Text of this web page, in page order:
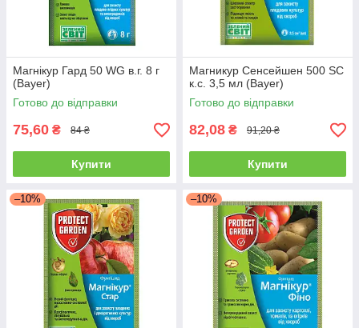
Магнікур Гард 50 WG в.г. 8 г
(Bayer)
Готово до відправки
75,60 ₴ 84 ₴
Купити
Магникур Сенсейшен 500 SC
к.с. 3,5 мл (Bayer)
Готово до відправки
82,08 ₴ 91,20 ₴
Купити
–10% –10%